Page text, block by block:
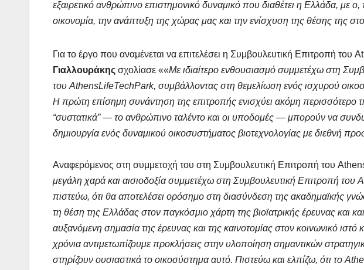
εξαιρετικό ανθρώπινο επιστημονικό δυναμικό που διαθέτει η Ελλάδα, με ο,
οικονομία, την ανάπτυξη της χώρας μας και την ενίσχυση της θέσης της
Για το έργο που αναμένεται να επιτελέσει η Συμβουλευτική Επιτροπή του
Γιαλλουράκης σχολίασε ««Με ιδιαίτερο ενθουσιασμό συμμετέχω στη
του AthensLifeTechPark, συμβάλλοντας στη θεμελίωση ενός ισχυρού
Η πρώτη επίσημη συνάντηση της επιτροπής ενισχύει ακόμη περισσότερο
“συστατικά” — το ανθρώπινο ταλέντο και οι υποδομές — μπορούν να
δημιουργία ενός δυναμικού οικοσυστήματος βιοτεχνολογίας με διεθνή
Αναφερόμενος στη συμμετοχή του στη Συμβουλευτική Επιτροπή του
μεγάλη χαρά και αισιοδοξία συμμετέχω στη Συμβουλευτική Επιτροπή
πιστεύω, ότι θα αποτελέσει ορόσημο στη διασύνδεση της ακαδημαϊκής
τη θέση της Ελλάδας στον παγκόσμιο χάρτη της βιοϊατρικής έρευνας και
αυξανόμενη σημασία της έρευνας και της καινοτομίας στον κοινωνικό ιστό
χρόνια αντιμετωπίζουμε προκλήσεις στην υλοποίηση σημαντικών
στηρίζουν ουσιαστικά το οικοσύστημα αυτό. Πιστεύω και ελπίζω, ότι το